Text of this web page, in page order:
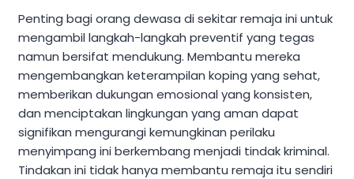
Penting bagi orang dewasa di sekitar remaja ini untuk
mengambil langkah-langkah preventif yang tegas
namun bersifat mendukung. Membantu mereka
mengembangkan keterampilan koping yang sehat,
memberikan dukungan emosional yang konsisten,
dan menciptakan lingkungan yang aman dapat
signifikan mengurangi kemungkinan perilaku
menyimpang ini berkembang menjadi tindak kriminal.
Tindakan ini tidak hanya membantu remaja itu sendiri